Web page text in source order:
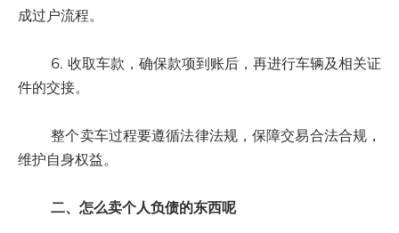
成过户流程。
6. 收取车款，确保款项到账后，再进行车辆及相关证
件的交接。
整个卖车过程要遵循法律法规，保障交易合法合规，
维护自身权益。
二、怎么卖个人负债的东西呢